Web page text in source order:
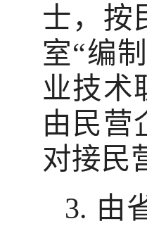
士，按
室“编
业技术
由民营
对接民
3. 由